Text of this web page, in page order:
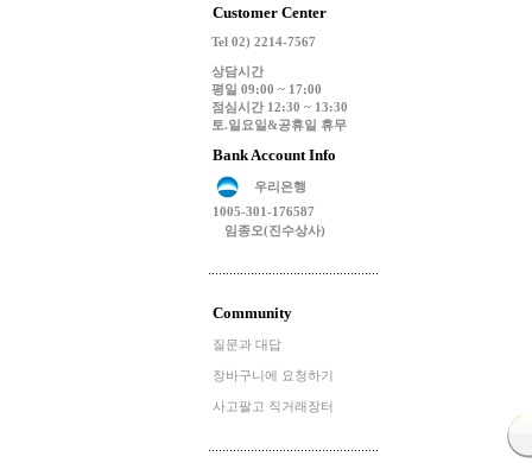
Customer Center
Tel 02) 2214-7567
상담시간
평일 09:00 ~ 17:00
점심시간 12:30 ~ 13:30
토.일요일&공휴일 휴무
Bank Account Info
우리은행
1005-301-176587
임종오(진수상사)
Community
질문과 대답
장바구니에 요청하기
사고팔고 직거래장터